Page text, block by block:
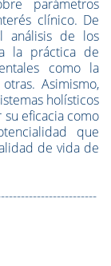
parámetros
clínico. De
análisis de los
la práctica de
como la
Asimismo,
holísticos
eficacia como
que
de vida de